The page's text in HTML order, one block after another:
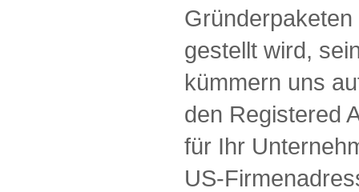
gestellt wird,
kümmern uns
den Registered
für Ihr
US-